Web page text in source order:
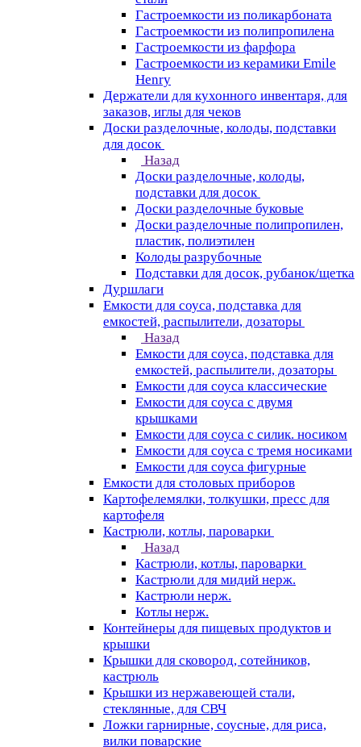
Гастроемкости из поликарбоната
Гастроемкости из полипропилена
Гастроемкости из фарфора
Гастроемкости из керамики Emile
Henry
Держатели для кухонного инвентаря, для
заказов, иглы для чеков
Доски разделочные, колоды, подставки
для досок
Назад
Доски разделочные, колоды,
подставки для досок
Доски разделочные буковые
Доски разделочные полипропилен,
пластик, полиэтилен
Колоды разрубочные
Подставки для досок, рубанок/щетка
Дуршлаги
Емкости для соуса, подставка для
емкостей, распылители, дозаторы
Назад
Емкости для соуса, подставка для
емкостей, распылители, дозаторы
Емкости для соуса классические
Емкости для соуса с двумя
крышками
Емкости для соуса с силик. носиком
Емкости для соуса с тремя носиками
Емкости для соуса фигурные
Емкости для столовых приборов
Картофелемялки, толкушки, пресс для
картофеля
Кастрюли, котлы, пароварки
Назад
Кастрюли, котлы, пароварки
Кастрюли для мидий нерж.
Кастрюли нерж.
Котлы нерж.
Контейнеры для пищевых продуктов и
крышки
Крышки для сковород, сотейников,
кастрюль
Крышки из нержавеющей стали,
стеклянные, для СВЧ
Ложки гарнирные, соусные, для риса,
вилки поварские